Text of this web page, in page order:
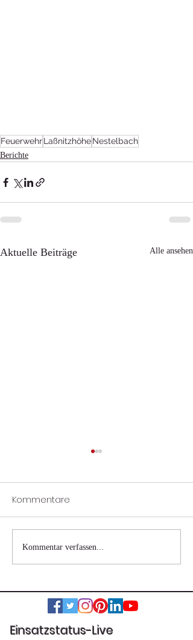
FeuerwehrLaßnitzhöheNestelbach
Berichte
Aktuelle Beiträge Alle ansehen
Wohnhausbrand
Nestelbach bei Graz
Kommentare
Kommentar verfassen...
Einsatzstatus-Live